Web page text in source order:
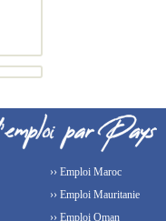
›› Emploi Maroc
›› Emploi Mauritanie
›› Emploi Oman